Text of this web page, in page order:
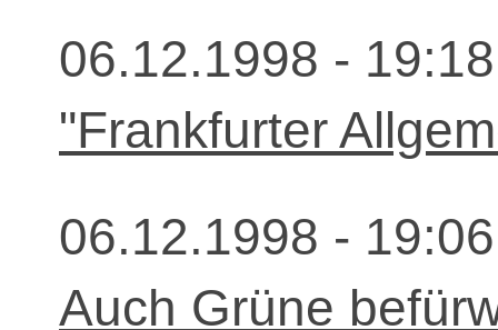
06.12.1998 -
"Frankfurter
06.12.1998 -
Auch Grüne